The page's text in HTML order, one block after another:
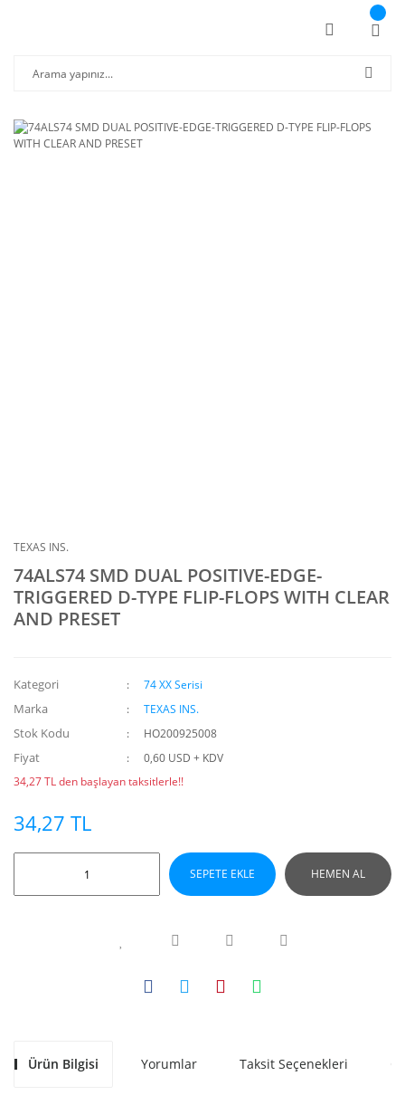
TEXAS INS.
74ALS74 SMD DUAL POSITIVE-EDGE-
TRIGGERED D-TYPE FLIP-FLOPS WITH CLEAR
AND PRESET
Kategori 74 XX Serisi
Marka TEXAS INS.
Stok Kodu HO200925008
Fiyat
0,60 USD + KDV
34,27 TL den başlayan taksitlerle!!
34,27 TL
SEPETE EKLE HEMEN AL
Ürün Bilgisi Yorumlar Taksit Seçenekleri